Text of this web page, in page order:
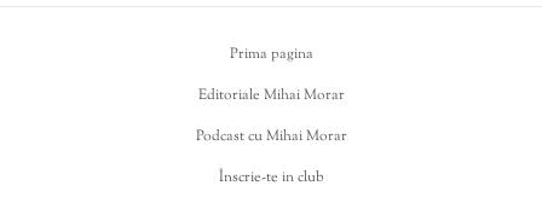
Prima pagina
Editoriale Mihai Morar
Podcast cu Mihai Morar
Înscrie-te in club